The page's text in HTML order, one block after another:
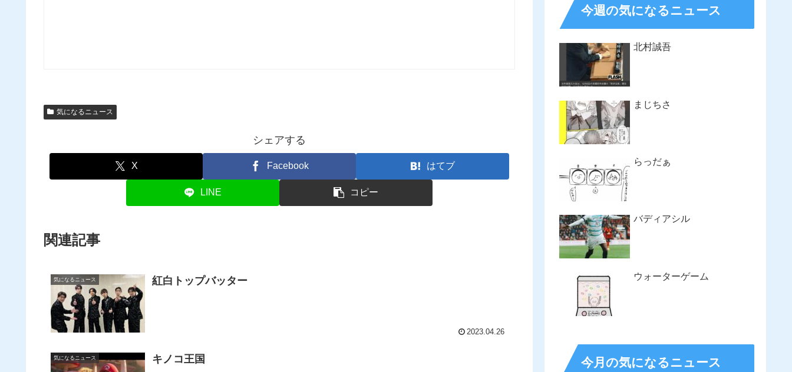
気になるニュース
シェアする
X Facebook はてブ
LINE コピー
関連記事
気になるニュース 紅白トップバッター
2023.04.26
気になるニュース キノコ王国
今週の気になるニュース
北村誠吾
まじちさ
らっだぁ
バディアシル
ウォーターゲーム
今月の気になるニュース